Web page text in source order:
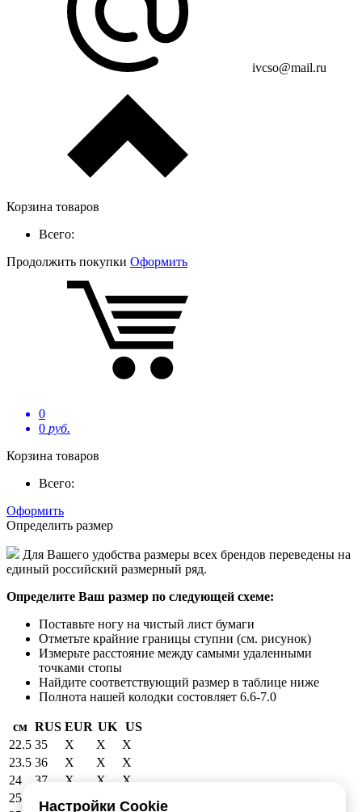
Настройки Cookie
ivcso@mail.ru
Корзина товаров
Всего:
Продолжить покупки Оформить
0
0 руб.
Корзина товаров
Всего:
Оформить
Определить размер
Для Вашего удобства размеры всех брендов переведены на
единый российский размерный ряд.
Определите Ваш размер по следующей схеме:
Поставьте ногу на чистый лист бумаги
Отметьте крайние границы ступни (см. рисунок)
Измерьте расстояние между самыми удаленными
точками стопы
Найдите соответствующий размер в таблице ниже
Полнота нашей колодки состовляет 6.6-7.0
см RUS EUR UK US
22.5 35 X X
X
23.5 36 X X
X
24
37 X X
X
25
38 6
6.5